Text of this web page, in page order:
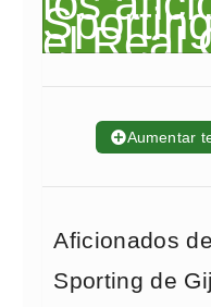
➕Aumentar
Aficionados
Sporting de